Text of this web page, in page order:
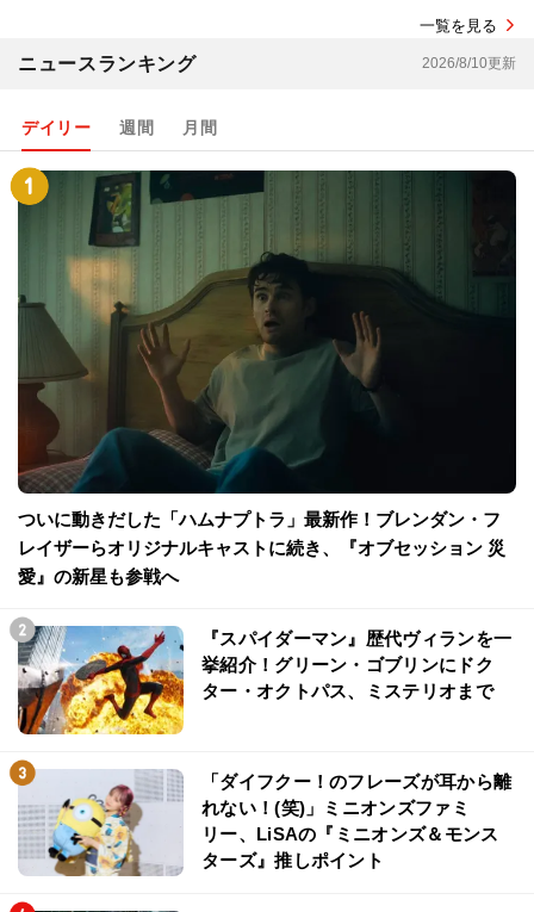
一覧を見る
ニュースランキング 2026/8/10更新
デイリー 週間 月間
ついに動きだした「ハムナプトラ」最新作！ブレンダン・フ
レイザーらオリジナルキャストに続き、『オブセッション 災
愛』の新星も参戦へ
『スパイダーマン』歴代ヴィランを一
挙紹介！グリーン・ゴブリンにドク
ター・オクトパス、ミステリオまで
「ダイフクー！のフレーズが耳から離
れない！(笑)」ミニオンズファミ
リー、LiSAの『ミニオンズ＆モンス
ターズ』推しポイント